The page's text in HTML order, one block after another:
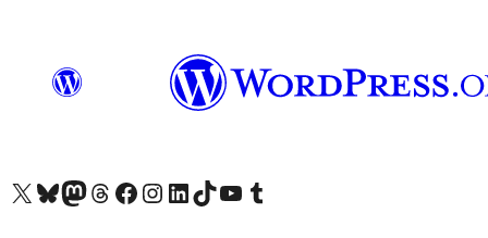
关注我们的 X（原 Twitter）账号访问我们的 Bluesky 账号关注我们的 Mastodon 账号访问我们的 Threads 账号 访问我们的 Facebook 公共主页关注我们的 Instagram 账号 关注我们的 LinkedIn 主页访问我们的 TikTok 账号访问我们的 YouTube 频道 访问我们的 Tumblr 账号